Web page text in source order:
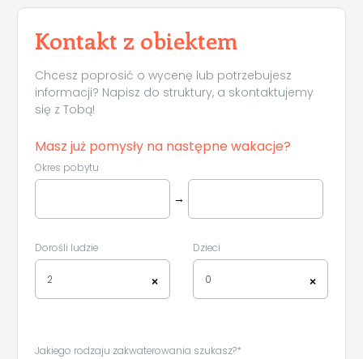
Kontakt z obiektem
Chcesz poprosić o wycenę lub potrzebujesz
informacji? Napisz do struktury, a skontaktujemy
się z Tobą!
Masz już pomysły na następne wakacje?
Okres pobytu
→
Dorośli ludzie
×
2
Dzieci
×
0
Jakiego rodzaju zakwaterowania szukasz?*